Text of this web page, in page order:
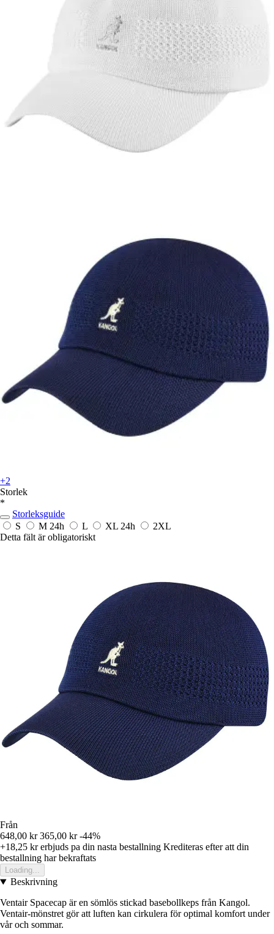
+2
Storlek
*
Storleksguide
S
M 24h L XL 24h
2XL
Detta fält är obligatoriskt
Från
648,00 kr 365,00 kr -44%
+18,25 krerbjuds pa din nasta bestallning Krediteras efter att din
bestallning har bekraftats
Loading...
Beskrivning
Ventair Spacecap är en sömlös stickad basebollkeps från Kangol.
Ventair-mönstret gör att luften kan cirkulera för optimal komfort under
vår och sommar.